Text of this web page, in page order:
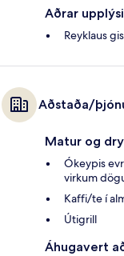
Aðrar
Reyklaus
Aðstaða/
Matur og
Ókeypis
virkum
Kaffi/te í
Útigrill
Áhugavert